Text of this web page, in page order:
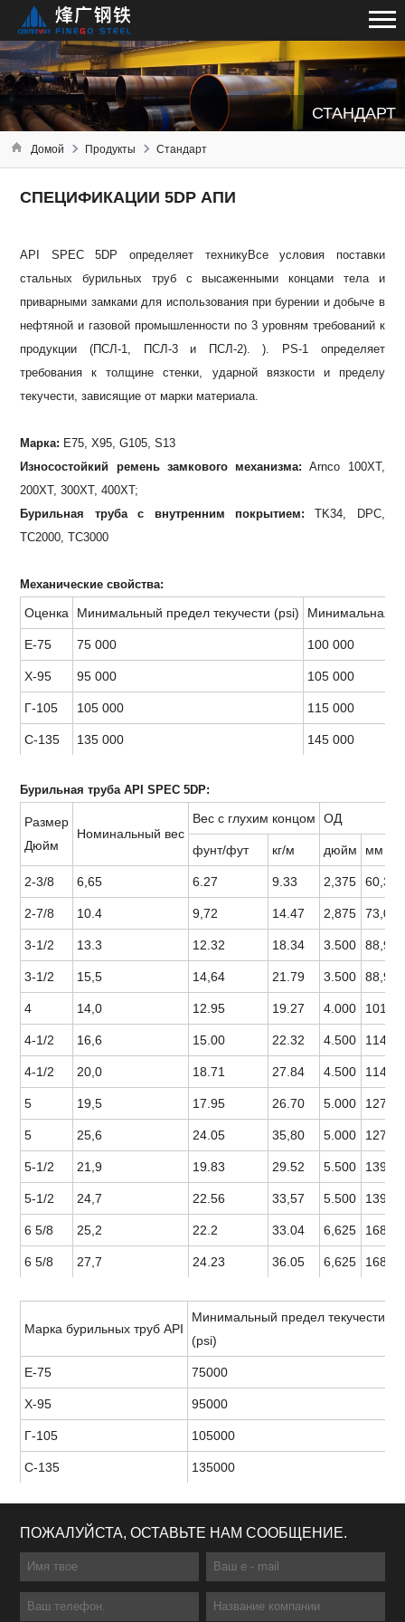
СТАНДАРТ
Домой Продукты Стандарт
СПЕЦИФИКАЦИИ 5DP АПИ
API SPEC 5DP определяет техникуВсе условия поставки
стальных бурильных труб с высаженными концами тела и
приварными замками для использования при бурении и добыче в
нефтяной и газовой промышленности по 3 уровням требований к
продукции (ПСЛ-1, ПСЛ-3 и ПСЛ-2). ).
PS-1 определяет
требования к толщине стенки, ударной вязкости и пределу
текучести, зависящие от марки материала.
Марка: E75, X95, G105, S13
Износостойкий ремень замкового механизма:Arnco 100XT,
200XT, 300XT, 400XT;
Бурильная труба с внутренним покрытием: TK34, DPC,
TC2000, TC3000
Механические свойства:
Оценка Минимальный предел текучести (psi) Минимальная
Е-75 75 000 100 000
Х-95 95 000 105 000
Г-105 105 000 115 000
С-135 135 000 145 000
Бурильная труба API SPEC 5DP:
Размер
Дюйм
Номинальный вес
Вес с глухим концом ОД
фунт/фут кг/м дюйм мм
2-3/8 6,65 6.27 9.33 2,375 60,3
2-7/8 10.4 9,72 14.47 2,875 73,0
3-1/2 13.3 12.32 18.34 3.500 88,9
3-1/2 15,5 14,64 21.79 3.500 88,9
4 14,0 12.95 19.27 4.000 101,6
4-1/2 16,6 15.00 22.32 4.500 114,3
4-1/2 20,0 18.71 27.84 4.500 114,3
5 19,5 17.95 26.70 5.000 127,0
5 25,6 24.05 35,80 5.000 127,0
5-1/2 21,9 19.83 29.52 5.500 139,7
5-1/2 24,7 22.56 33,57 5.500 139,7
6 5/8 25,2 22.2 33.04 6,625
6 5/8 27,7 24.23 36.05 6,625
Марка бурильных труб API
Минимальный предел текучести
(psi)
Е-75 75000
Х-95 95000
Г-105 105000
С-135 135000
ПОЖАЛУЙСТА, ОСТАВЬТЕ НАМ СООБЩЕНИЕ.